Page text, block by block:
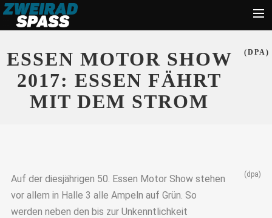
ESSEN MOTOR SHOW
2017: ESSEN FÄHRT
MIT DEM STROM
(DPA)
Auf der diesjährigen 50. Essen Motor Show stehen
vor allem in Halle 3 alle Ampeln auf Grün. So
werden neben den bis zur Unkenntlichkeit
(dpa)